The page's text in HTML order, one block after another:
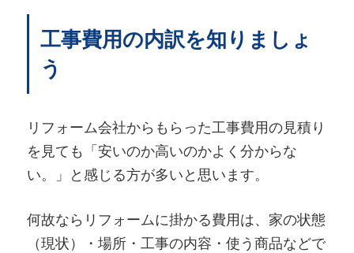
工事費用の内訳を知りましょ
う
リフォーム会社からもらった工事費用の見積り
を見ても「安いのか高いのかよく分からな
い。」と感じる方が多いと思います。
何故ならリフォームに掛かる費用は、家の状態
（現状）・場所・工事の内容・使う商品などで